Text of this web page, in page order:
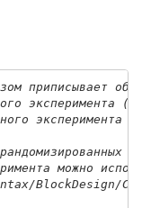
приписывает
эксперимента
эксперимента
можно
BlockDesign/